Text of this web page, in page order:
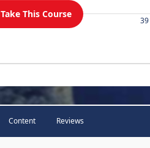
Take This Course
Content Reviews